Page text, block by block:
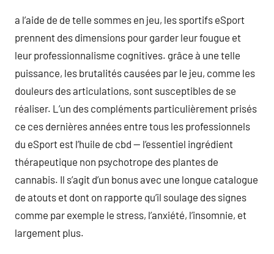
a l’aide de de telle sommes en jeu, les sportifs eSport
prennent des dimensions pour garder leur fougue et
leur professionnalisme cognitives. grâce à une telle
puissance, les brutalités causées par le jeu, comme les
douleurs des articulations, sont susceptibles de se
réaliser. L’un des compléments particulièrement prisés
ce ces dernières années entre tous les professionnels
du eSport est l’huile de cbd — l’essentiel ingrédient
thérapeutique non psychotrope des plantes de
cannabis. Il s’agit d’un bonus avec une longue catalogue
de atouts et dont on rapporte qu’il soulage des signes
comme par exemple le stress, l’anxiété, l’insomnie, et
largement plus.